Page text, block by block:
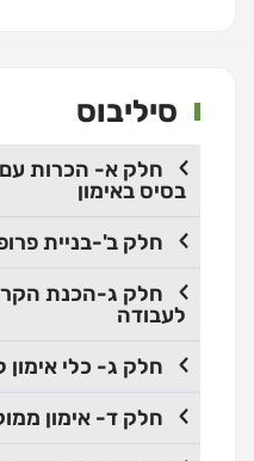
סיליבוס
חלק א- הכרות עם
בסיס באימון
חלק ב'-בניית
חלק ג-הכנת הקרקע
לעבודה
חלק ג- כלי אימון
חלק ד- אימון